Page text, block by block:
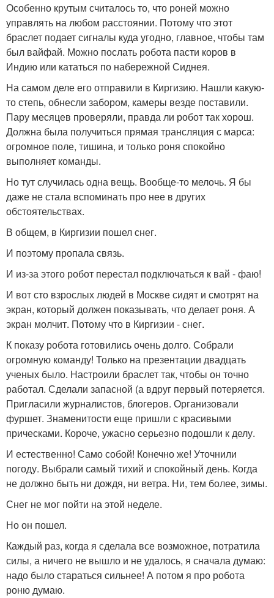
Особенно крутым считалось то, что роней можно
управлять на любом расстоянии. Потому что этот
браслет подает сигналы куда угодно, главное, чтобы там
был вайфай. Можно послать робота пасти коров в
Индию или кататься по набережной Сиднея.
На самом деле его отправили в Киргизию. Нашли какую-
то степь, обнесли забором, камеры везде поставили.
Пару месяцев проверяли, правда ли робот так хорош.
Должна была получиться прямая трансляция с марса:
огромное поле, тишина, и только роня спокойно
выполняет команды.
Но тут случилась одна вещь. Вообще-то мелочь. Я бы
даже не стала вспоминать про нее в других
обстоятельствах.
В общем, в Киргизии пошел снег.
И поэтому пропала связь.
И из-за этого робот перестал подключаться к вай - фаю!
И вот сто взрослых людей в Москве сидят и смотрят на
экран, который должен показывать, что делает роня. А
экран молчит. Потому что в Киргизии - снег.
К показу робота готовились очень долго. Собрали
огромную команду! Только на презентации двадцать
ученых было. Настроили браслет так, чтобы он точно
работал. Сделали запасной (а вдруг первый потеряется.
Пригласили журналистов, блогеров. Организовали
фуршет. Знаменитости еще пришли с красивыми
прическами. Короче, ужасно серьезно подошли к делу.
И естественно! Само собой! Конечно же! Уточнили
погоду. Выбрали самый тихий и спокойный день. Когда
не должно быть ни дождя, ни ветра. Ни, тем более, зимы.
Снег не мог пойти на этой неделе.
Но он пошел.
Каждый раз, когда я сделала все возможное, потратила
силы, а ничего не вышло и не удалось, я сначала думаю:
надо было стараться сильнее! А потом я про робота
роню думаю.